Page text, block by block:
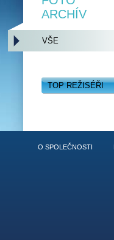
ARCHÍV
VŠE
TOP REŽISÉŘI
O SPOLEČNOSTI